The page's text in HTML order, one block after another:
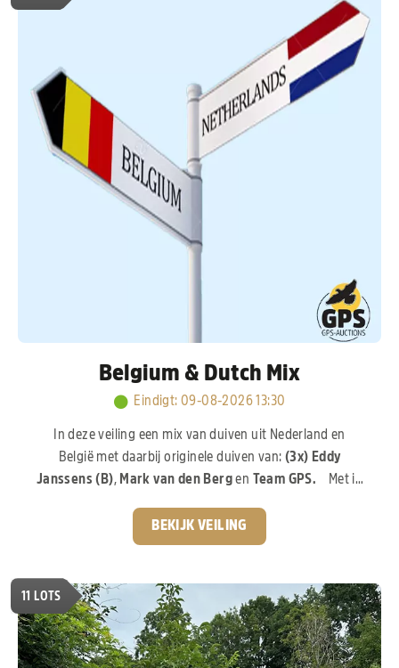
Belgium & Dutch Mix
Eindigt: 09-08-2026 13:30
In deze veiling een mix van duiven uit Nederland en
België met daarbij originele duiven van: (3x) Eddy
Janssens (B), Mark van den Bergen Team GPS.
Met in
, 1. Sezanne 2.507 d, 5. NPO Reims 3.861
d, 7. NPO Orleans 4.497 d, 9. NPO Troyes 1.674 d, 9. Nat.
gekende hokken.
BEKIJK VEILING
11 LOTS